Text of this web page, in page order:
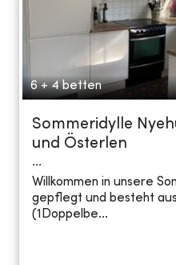
6 + 4 betten
Sommeridylle
und Österlen
...
Willkommen in unsere
gepflegt und besteht
(1Doppelbe...